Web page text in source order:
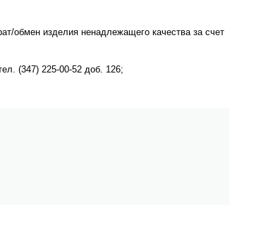
обмен изделия ненадлежащего качества за счет
(347) 225-00-52 доб. 126;